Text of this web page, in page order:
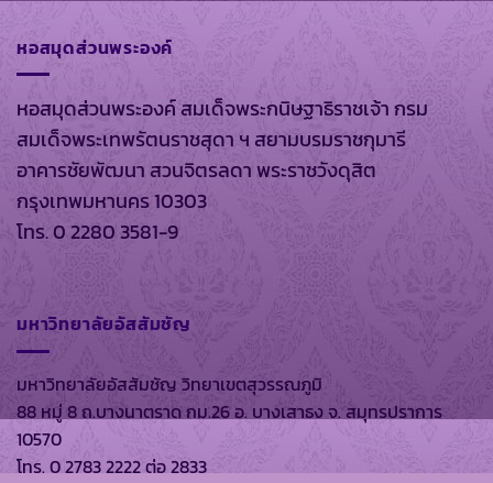
หอสมุดส่วนพระองค์
หอสมุดส่วนพระองค์ สมเด็จพระกนิษฐาธิราชเจ้า กรม
สมเด็จพระเทพรัตนราชสุดา ฯ สยามบรมราชกุมารี
อาคารชัยพัฒนา สวนจิตรลดา พระราชวังดุสิต
กรุงเทพมหานคร 10303
โทร. 0 2280 3581-9
มหาวิทยาลัยอัสสัมชัญ
มหาวิทยาลัยอัสสัมชัญ วิทยาเขตสุวรรณภูมิ
88 หมู่ 8 ถ.บางนาตราด กม.26 อ. บางเสาธง จ. สมุทรปราการ
10570
โทร. 0 2783 2222 ต่อ 2833